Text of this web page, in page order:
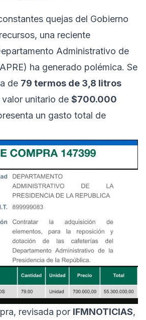
quejas del Gobierno
una reciente
Administrativo de
ha generado polémica. Se
de 79 termos de 3,8 litros
unitario de $700.000
un gasto total de
revisada por IFMNOTICIAS,